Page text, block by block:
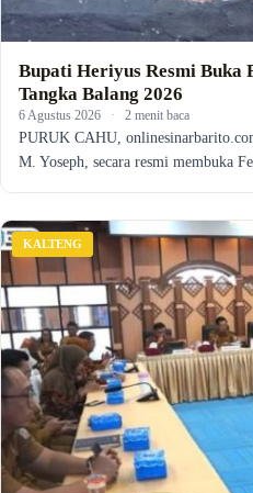
Bupati Heriyus Resmi Buka
Tangka Balang 2026
6 Agustus 2026 · 2 menit baca
PURUK CAHU,
M. Yoseph, secara resmi membuka
KALTENG